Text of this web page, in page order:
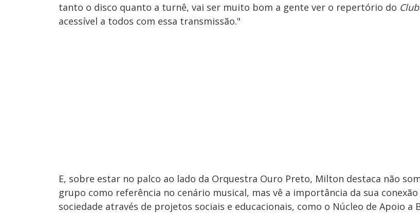
tanto o disco quanto a turnê, vai ser muito bom a gente ver o repertório do
acessível a todos com essa transmissão."
E, sobre estar no palco ao lado da Orquestra Ouro Preto, Milton destaca não
grupo como referência no cenário musical, mas vê a importância da sua conexão
sociedade através de projetos sociais e educacionais, como o Núcleo de Apoio a